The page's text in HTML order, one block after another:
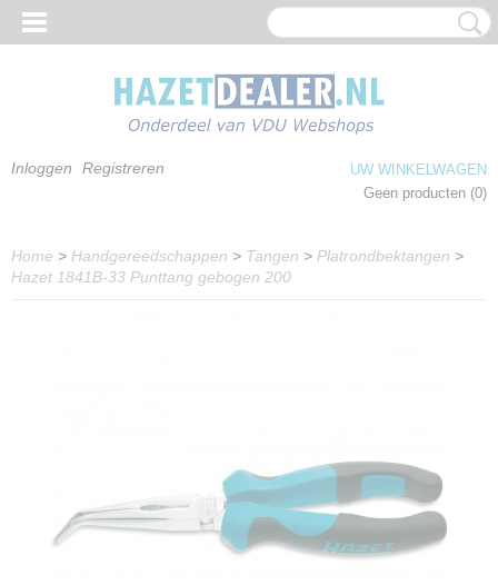
Inloggen Registreren
UW WINKELWAGEN
Geen producten (0)
Home > Handgereedschappen > Tangen > Platrondbektangen >
Hazet 1841B-33 Punttang gebogen 200